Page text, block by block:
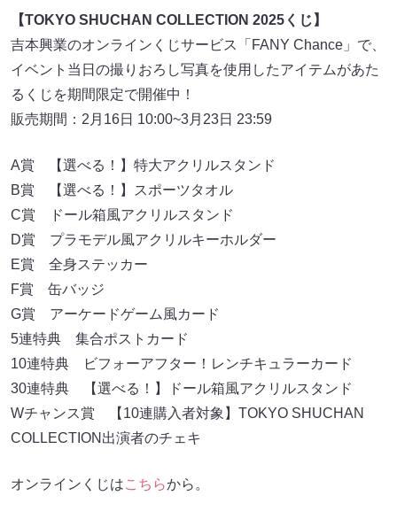
【TOKYO SHUCHAN COLLECTION 2025くじ】
吉本興業のオンラインくじサービス「FANY Chance」で、
イベント当日の撮りおろし写真を使用したアイテムがあた
るくじを期間限定で開催中！
販売期間：2月16日 10:00~3月23日 23:59
A賞 【選べる！】特大アクリルスタンド
B賞 【選べる！】スポーツタオル
C賞 ドール箱風アクリルスタンド
D賞 プラモデル風アクリルキーホルダー
E賞 全身ステッカー
F賞 缶バッジ
G賞 アーケードゲーム風カード
5連特典 集合ポストカード
10連特典 ビフォーアフター！レンチキュラーカード
30連特典 【選べる！】ドール箱風アクリルスタンド
Wチャンス賞 【10連購入者対象】TOKYO SHUCHAN
COLLECTION出演者のチェキ
オンラインくじはこちらから。